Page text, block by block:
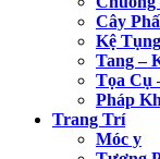
Cây
Kệ
Tang –
Tọa Cụ
Pháp
Trang Trí
Móc y